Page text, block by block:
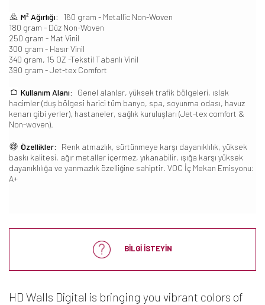
M² Ağırlığı:
160 gram - Metallic Non-Woven
180 gram - Düz Non-Woven
250 gram - Mat Vinil
300 gram - Hasır Vinil
340 gram, 15 OZ -Tekstil Tabanlı Vinil
390 gram - Jet-tex Comfort
Kullanım Alanı:
Genel alanlar, yüksek trafik bölgeleri, ıslak
hacimler (duş bölgesi harici tüm banyo, spa, soyunma odası, havuz
kenarı gibi yerler), hastaneler, sağlık kuruluşları (Jet-tex comfort &
Non-woven).
Özellikler:
Renk atmazlık, sürtünmeye karşı dayanıklılık, yüksek
baskı kalitesi, ağır metaller içermez, yıkanabilir, ışığa karşı yüksek
dayanıklılığa ve yanmazlık özelliğine sahiptir. VOC İç Mekan Emisyonu:
A+
BİLGİ İSTEYİN
HD Walls Digital is bringing you vibrant colors of